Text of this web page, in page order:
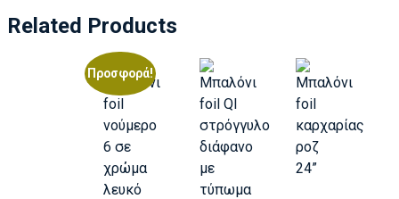
Related Products
Προσφορά!